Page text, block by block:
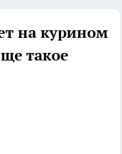
на курином
такое